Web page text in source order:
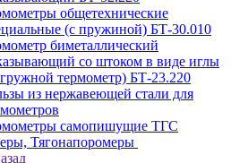
общетехнические
(с пружиной) БТ-30.010
биметаллический
со штоком в виде иглы
термометр) БТ-23.220
из нержавеющей стали для
самопишущие ТГС
Тягонапоромеры